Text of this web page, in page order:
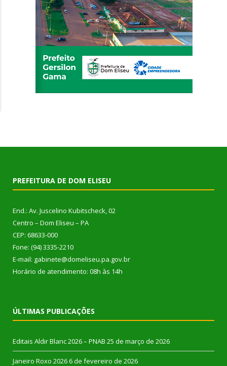
PREFEITURA DE DOM ELISEU
End.: Av. Juscelino Kubitscheck, 02
Centro – Dom Eliseu – PA
CEP: 68633-000
Fone: (94) 3335-2210
E-mail: gabinete@domeliseu.pa.gov.br
Horário de atendimento: 08h às 14h
ÚLTIMAS PUBLICAÇÕES
Editais Aldir Blanc 2026 – PNAB 25 de março de 2026
Janeiro Roxo 2026 6 de fevereiro de 2026